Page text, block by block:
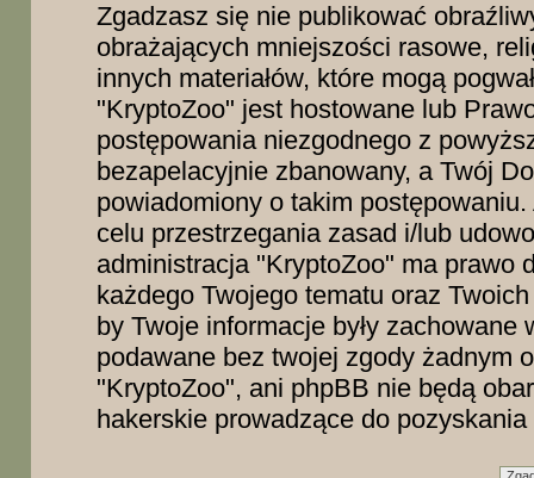
Zgadzasz się nie publikować
obrażających mniejszości rasowe,
innych materiałów, które mogą
"KryptoZoo" jest hostowane lub
postępowania niezgodnego z
bezapelacyjnie zbanowany, a Twój
powiadomiony o takim
celu przestrzegania zasad i/lub
administracja "KryptoZoo" ma prawo
każdego Twojego tematu oraz
by Twoje informacje były
podawane bez twojej zgody żadnym
"KryptoZoo", ani phpBB nie będą
hakerskie prowadzące do